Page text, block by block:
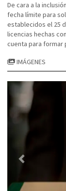
De cara a la
fecha límite para
establecidos el 25
licencias hechas
cuenta para formar
IMÁGENES